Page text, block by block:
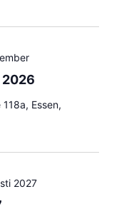
Essen,
2027